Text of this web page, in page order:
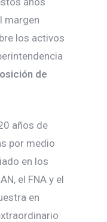
margen
los activos
de
años de
por medio
en los
el FNA y el
en